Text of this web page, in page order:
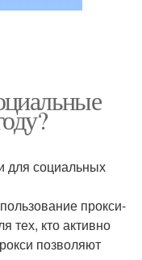
для социальных
прокси-
тех, кто активно
позволяют